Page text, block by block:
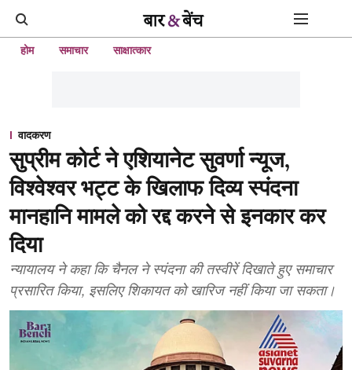
होम समाचार साक्षात्कार
वादकरण
सुप्रीम कोर्ट ने एशियानेट सुवर्णा न्यूज,
विश्वेश्वर भट्ट के खिलाफ दिव्य स्पंदना
मानहानि मामले को रद्द करने से इनकार कर
दिया
न्यायालय ने कहा कि चैनल ने स्पंदना की तस्वीरें दिखाते हुए समाचार
प्रसारित किया, इसलिए शिकायत को खारिज नहीं किया जा सकता।